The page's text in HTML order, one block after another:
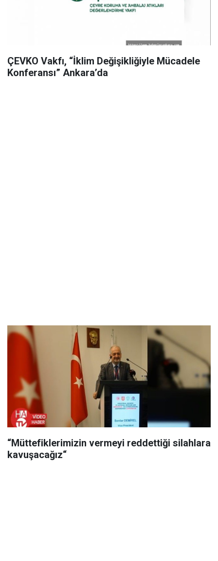
ÇEVKO Vakfı, “İklim Değişikliğiyle Mücadele
Konferansı” Ankara’da
“Müttefiklerimizin vermeyi reddettiği silahlara
kavuşacağız“